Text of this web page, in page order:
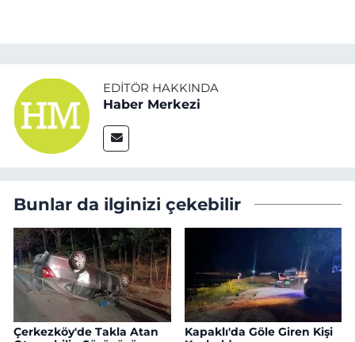
EDITÖR HAKKINDA
Haber Merkezi
Bunlar da ilginizi çekebilir
Çerkezköy'de Takla Atan
Kapaklı'da Göle Giren Kişi